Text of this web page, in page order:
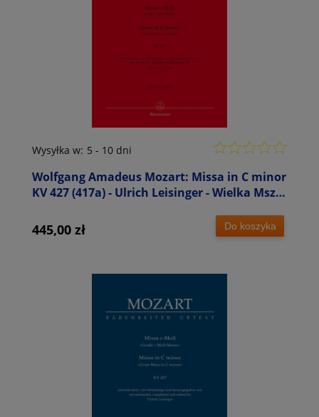
Wolfgang Amadeus Mozart: Missa in C minor
KV 427 (417a) - Ulrich Leisinger - Wielka Msza
Wysyłka w: 5 - 10 dni
445,00 zł Do koszyka